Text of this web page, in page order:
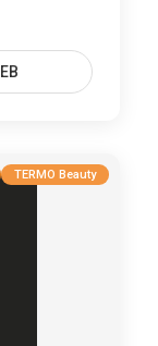
TERMO Beauty